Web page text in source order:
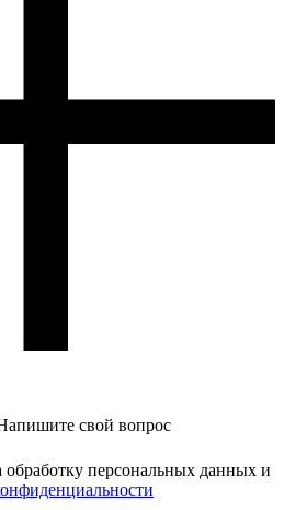
свой вопрос
обработку персональных данных и